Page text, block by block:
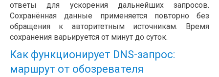
ответы для ускорения дальнейших запросов.
Сохранённая данные применяется повторно без
обращения к авторитетным источникам. Время
сохранения варьируется от минут до суток.
Как функционирует DNS-запрос:
маршрут от обозревателя